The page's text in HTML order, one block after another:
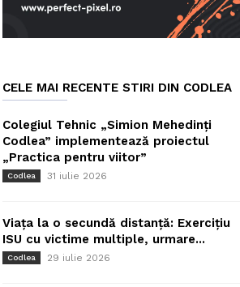
CELE MAI RECENTE STIRI DIN CODLEA
Colegiul Tehnic „Simion Mehedinți
Codlea” implementează proiectul
„Practica pentru viitor”
Codlea 31 iulie 2026
Viața la o secundă distanță: Exercițiu
ISU cu victime multiple, urmare...
Codlea 29 iulie 2026